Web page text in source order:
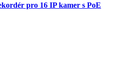
pro 16 IP kamer s PoE